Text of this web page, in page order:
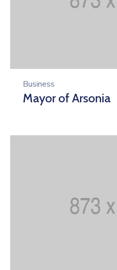
Business
Mayor of Arsonia